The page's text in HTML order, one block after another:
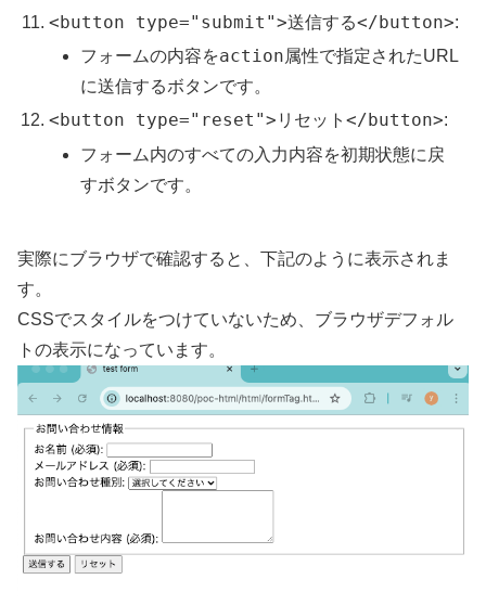
<button type="submit">送信する</button>:
フォームの内容をaction属性で指定されたURL
に送信するボタンです。
<button type="reset">リセット</button>:
フォーム内のすべての入力内容を初期状態に戻
すボタンです。
実際にブラウザで確認すると、下記のように表示されま
す。
CSSでスタイルをつけていないため、ブラウザデフォル
トの表示になっています。